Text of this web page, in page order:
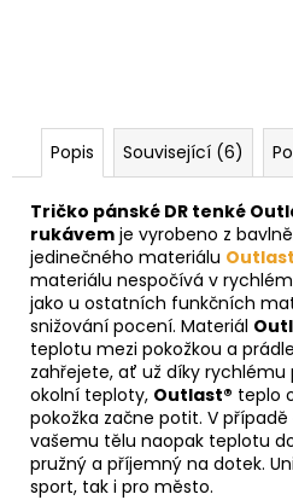
Popis Související (6)
Tričko pánské DR tenké
rukávem je vyrobeno z
jedinečného materiálu
materiálu nespočívá v
jako u ostatních funkčních
snižování pocení. Materiál
teplotu mezi pokožkou a
zahřejete, ať už díky rychlému
okolní teploty, Outlast® teplo
pokožka začne potit. V
vašemu tělu naopak teplotu
pružný a příjemný na dotek.
sport, tak i pro město.